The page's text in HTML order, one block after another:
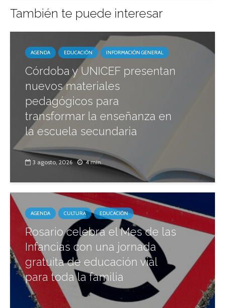
También te puede interesar
AGENDA EDUCACIÓN INFORMACIÓN GENERAL
Córdoba y UNICEF presentan
nuevos materiales
pedagógicos para
transformar la enseñanza en
la escuela secundaria
3 agosto, 2026 4 min.
AGENDA CULTURA EDUCACIÓN
Rosario celebra el Mes de las
Infancias con una jornada
gratuita de educación vial
para toda la familia